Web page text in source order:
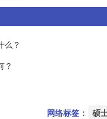
么？
？
网络标签： 硕